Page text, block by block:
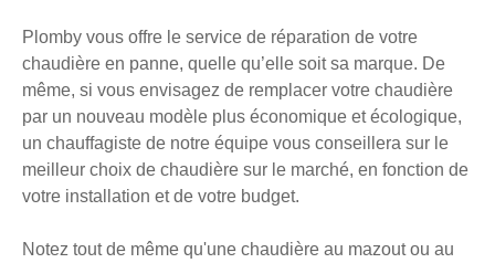
Plomby vous offre le service de réparation de votre
chaudière en panne, quelle qu’elle soit sa marque. De
même, si vous envisagez de remplacer votre chaudière
par un nouveau modèle plus économique et écologique,
un chauffagiste de notre équipe vous conseillera sur le
meilleur choix de chaudière sur le marché, en fonction de
votre installation et de votre budget.
Notez tout de même qu'une chaudière au mazout ou au